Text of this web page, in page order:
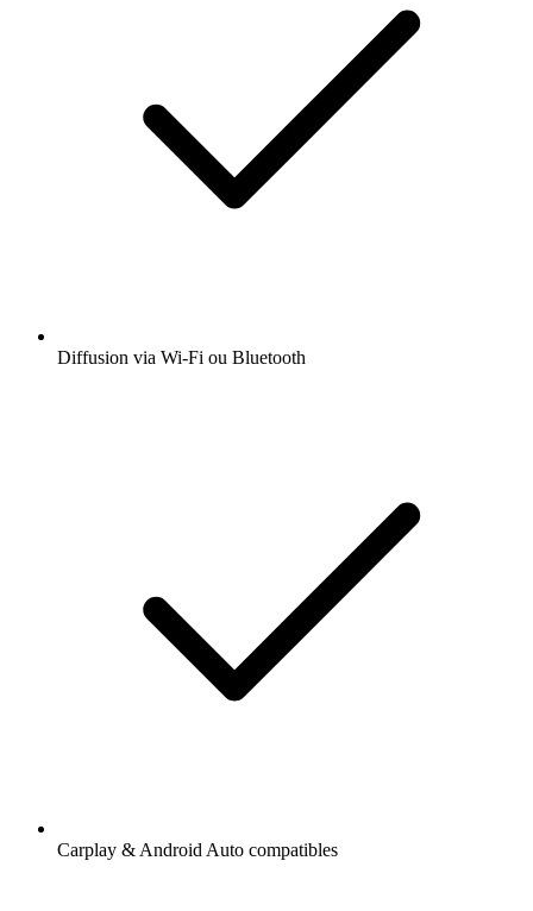
Diffusion via Wi-Fi ou Bluetooth
Carplay & Android Auto compatibles